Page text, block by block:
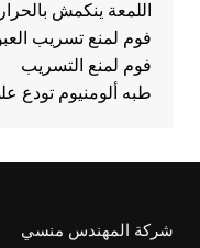
اللمعة ينكمش
فوم لمنع تسريب
فوم لمنع التسريب
طبه ألومنيوم تودع
شركة المهندس منسي